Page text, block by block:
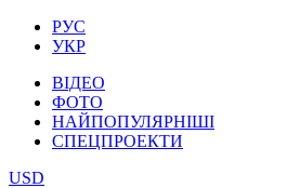
РУС
УКР
ВІДЕО
ФОТО
НАЙПОПУЛЯРНІШІ
СПЕЦПРОЕКТИ
USD